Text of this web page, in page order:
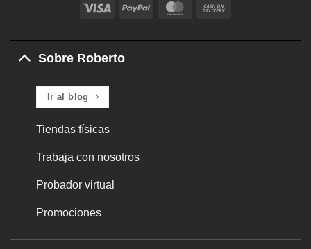
Visa PayPal MasterCard
Delivery
Sobre Roberto
Ir al blog
Tiendas físicas
Trabaja con nosotros
Probador virtual
Promociones